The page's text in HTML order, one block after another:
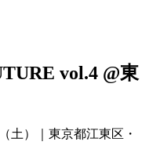
vol.4 @東
土）｜東京都江東区・